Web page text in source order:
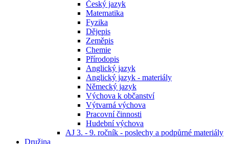
Český jazyk
Matematika
Fyzika
Dějepis
Zeměpis
Chemie
Přírodopis
Anglický jazyk
Anglický jazyk - materiály
Německý jazyk
Výchova k občanství
Výtvarná výchova
Pracovní činnosti
Hudební výchova
AJ 3. - 9. ročník - poslechy a podpůrné materiály
Družina